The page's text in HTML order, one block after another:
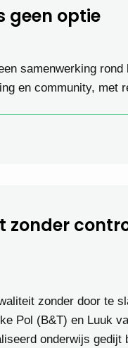
geen optie
samenwerking
en community, met
zonder
zonder door te
Pol (B&T) en Luuk
onderwijs gedijt